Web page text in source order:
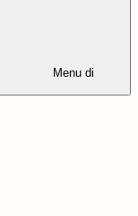
Menu di